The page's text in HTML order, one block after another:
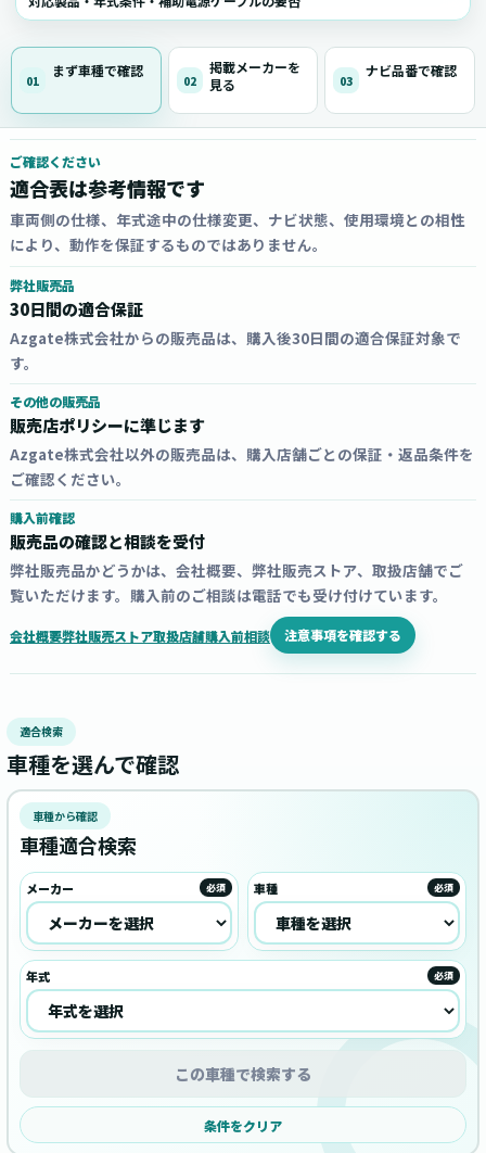
01
まず車種で確認
02
掲載メーカーを
見る
03
ナビ品番で確認
ご確認ください
適合表は参考情報です
車両側の仕様、年式途中の仕様変更、ナビ状態、使用環境との相性
により、動作を保証するものではありません。
弊社販売品
30日間の適合保証
Azgate株式会社からの販売品は、購入後30日間の適合保証対象で
す。
その他の販売品
販売店ポリシーに準じます
Azgate株式会社以外の販売品は、購入店舗ごとの保証・返品条件を
ご確認ください。
購入前確認
販売品の確認と相談を受付
弊社販売品かどうかは、会社概要、弊社販売ストア、取扱店舗でご
覧いただけます。購入前のご相談は電話でも受け付けています。
会社概要弊社販売ストア取扱店舗購入前相談 注意事項を確認する
適合検索
車種を選んで確認
車種から確認
車種適合検索
メーカー 必須 車種 必須
年式 必須
この車種で検索する
条件をクリア